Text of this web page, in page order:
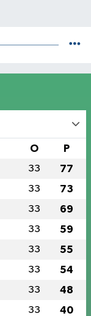
O P
33 77
33 73
33 69
33 59
33 55
33 54
33 48
33 40